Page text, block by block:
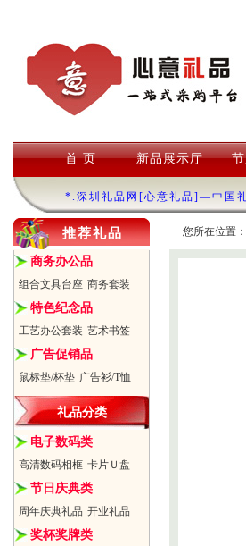
首 页 新品展示厅
*.深圳礼品网[心意礼品]—中国
推荐礼品
商务办公品
组合文具台座 商务套装
特色纪念品
工艺办公套装 艺术书签
广告促销品
鼠标垫/杯垫 广告衫/T恤
礼品分类
电子数码类
高清数码相框 卡片Ｕ盘
节日庆典类
周年庆典礼品 开业礼品
奖杯奖牌类
您所在位置：